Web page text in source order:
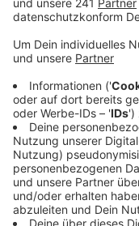
bestätigt.
Anzeige
Gegen fünf Uhr am
maskierter und
der Tankstelle am
in das Gebäude
unter anderem